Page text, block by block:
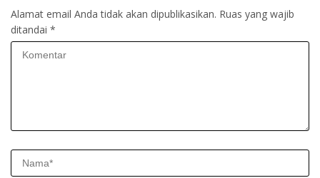
Alamat email Anda tidak akan dipublikasikan. Ruas yang wajib
ditandai *